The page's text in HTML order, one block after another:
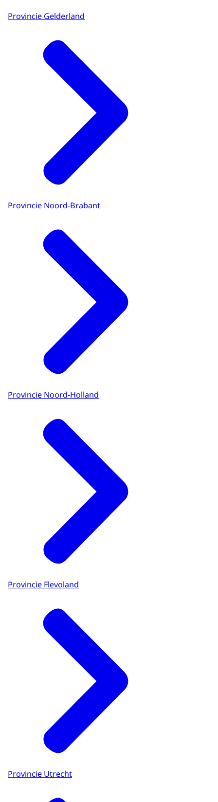
Provincie Gelderland
Provincie Noord-Brabant
Provincie Noord-Holland
Provincie Flevoland
Provincie Utrecht